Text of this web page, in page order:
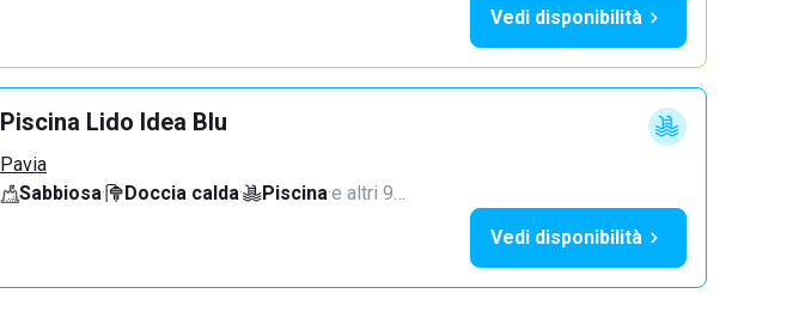
Vedi disponibilità
Piscina Lido Idea Blu
Pavia
Sabbiosa· Doccia calda· Piscina·e altri 9…
Vedi disponibilità